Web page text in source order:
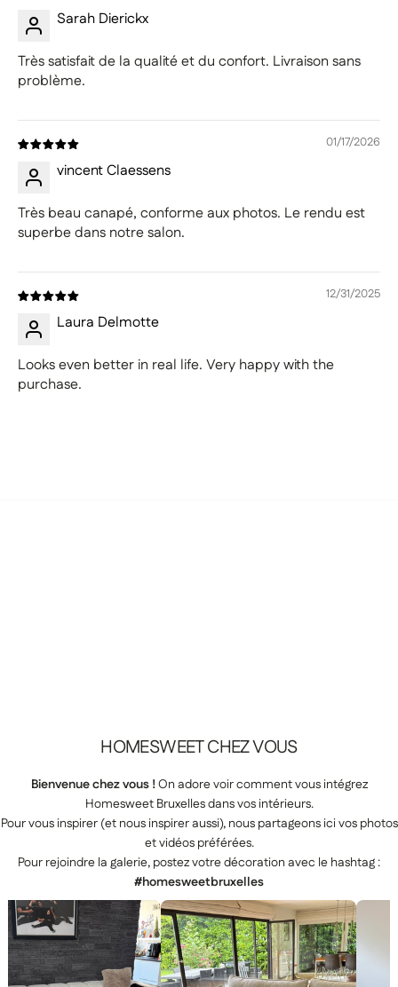
Sarah Dierickx
Très satisfait de la qualité et du confort. Livraison sans
problème.
01/17/2026
vincent Claessens
Très beau canapé, conforme aux photos. Le rendu est
superbe dans notre salon.
12/31/2025
Laura Delmotte
Looks even better in real life. Very happy with the
purchase.
HOMESWEETCHEZVOUS
Bienvenue chez vous !On adore voir comment vous intégrez
Homesweet Bruxelles dans vos intérieurs.
Pour vous inspirer (et nous inspirer aussi), nous partageons ici vos photos
et vidéos préférées.
Pour rejoindre la galerie, postez votre décoration avec le hashtag :
#homesweetbruxelles